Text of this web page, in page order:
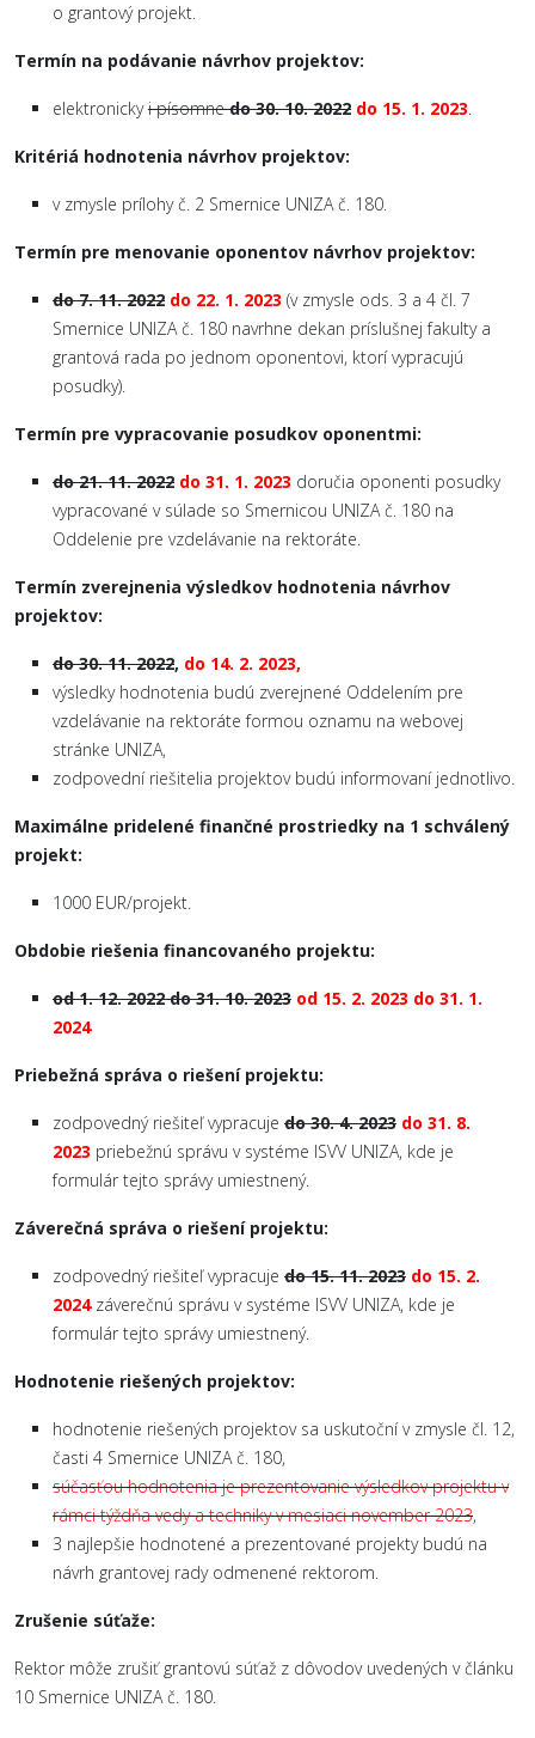
o grantový projekt.
Termín na podávanie návrhov projektov:
elektronickyi písomnedo 30. 10. 2022 do 15. 1. 2023.
Kritériá hodnotenia návrhov projektov:
v zmysle prílohy č. 2 Smernice UNIZA č. 180.
Termín pre menovanie oponentov návrhov projektov:
do 7. 11. 2022 do 22. 1. 2023 (v zmysle ods. 3 a 4 čl. 7
Smernice UNIZA č. 180 navrhne dekan príslušnej fakulty a
grantová rada po jednom oponentovi, ktorí vypracujú
posudky).
Termín pre vypracovanie posudkov oponentmi:
do 21. 11. 2022 do 31. 1. 2023 doručia oponenti posudky
vypracované v súlade so Smernicou UNIZA č. 180 na
Oddelenie pre vzdelávanie na rektoráte.
Termín zverejnenia výsledkov hodnotenia návrhov
projektov:
do 30. 11. 2022, do 14. 2. 2023,
výsledky hodnotenia budú zverejnené Oddelením pre
vzdelávanie na rektoráte formou oznamu na webovej
stránke UNIZA,
zodpovední riešitelia projektov budú informovaní jednotlivo.
Maximálne pridelené finančné prostriedky na 1 schválený
projekt:
1000 EUR/projekt.
Obdobie riešenia financovaného projektu:
od 1. 12. 2022 do 31. 10. 2023 od 15. 2. 2023 do 31. 1.
2024
Priebežná správa o riešení projektu:
zodpovedný riešiteľ vypracuje do 30. 4. 2023 do 31. 8.
2023 priebežnú správu v systéme ISVV UNIZA, kde je
formulár tejto správy umiestnený.
Záverečná správa o riešení projektu:
zodpovedný riešiteľ vypracuje do 15. 11. 2023 do 15. 2.
2024záverečnú správu v systéme ISVV UNIZA, kde je
formulár tejto správy umiestnený.
Hodnotenie riešených projektov:
hodnotenie riešených projektov sa uskutoční v zmysle čl. 12,
časti 4 Smernice UNIZA č. 180,
súčasťou hodnotenia je prezentovanie výsledkov projektu v
rámci týždňa vedy a techniky v mesiaci november 2023,
3 najlepšie hodnotené a prezentované projekty budú na
návrh grantovej rady odmenené rektorom.
Zrušenie súťaže:
Rektor môže zrušiť grantovú súťaž z dôvodov uvedených v článku
10 Smernice UNIZA č. 180.